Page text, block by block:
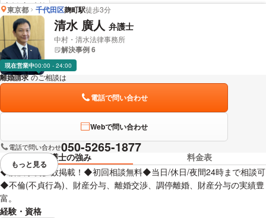
完全個室で相談
成瀬 直邦 弁護士の詳細情報を見る
東京都 千代田区麹町駅徒歩3分
清水 廣人 弁護士
中村・清水法律事務所
解決事例 6
現在営業中00:00 - 24:00
離婚請求 のご相談は
電話で問い合わせ
Webで問い合わせ
電話で問い合わせ050-5265-1877
弁護士の強み
料金表
◆解決事例多数掲載！◆初回相談無料◆当日/休日/夜間24時まで相談可
◆不倫(不貞行為)、財産分与、離婚交渉、調停離婚、財産分与の実績豊
富。
経験・資格
視覚的に省略されている要素を
もっと見る